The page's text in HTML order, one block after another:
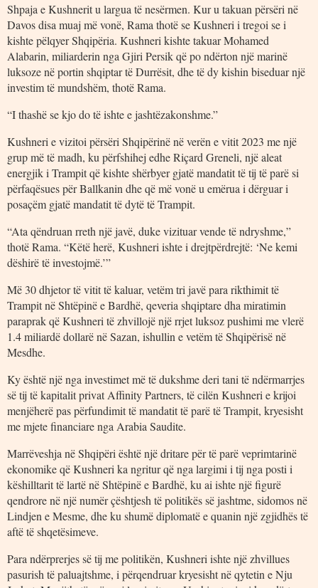
Shpaja e Kushnerit u largua të nesërmen. Kur u takuan përsëri në
Davos disa muaj më vonë, Rama thotë se Kushneri i tregoi se i
kishte pëlqyer Shqipëria. Kushneri kishte takuar Mohamed
Alabarin, miliarderin nga Gjiri Persik që po ndërton një marinë
luksoze në portin shqiptar të Durrësit, dhe të dy kishin biseduar një
investim të mundshëm, thotë Rama.
“I thashë se kjo do të ishte e jashtëzakonshme.”
Kushneri e vizitoi përsëri Shqipërinë në verën e vitit 2023 me një
grup më të madh, ku përfshihej edhe Riçard Greneli, një aleat
energjik i Trampit që kishte shërbyer gjatë mandatit të tij të parë si
përfaqësues për Ballkanin dhe që më vonë u emërua i dërguar i
posaçëm gjatë mandatit të dytë të Trampit.
“Ata qëndruan rreth një javë, duke vizituar vende të ndryshme,”
thotë Rama. “Këtë herë, Kushneri ishte i drejtpërdrejtë: ‘Ne kemi
dëshirë të investojmë.’”
Më 30 dhjetor të vitit të kaluar, vetëm tri javë para rikthimit të
Trampit në Shtëpinë e Bardhë, qeveria shqiptare dha miratimin
paraprak që Kushneri të zhvillojë një rrjet luksoz pushimi me vlerë
1.4 miliardë dollarë në Sazan, ishullin e vetëm të Shqipërisë në
Mesdhe.
Ky është një nga investimet më të dukshme deri tani të ndërmarrjes
së tij të kapitalit privat Affinity Partners, të cilën Kushneri e krijoi
menjëherë pas përfundimit të mandatit të parë të Trampit, kryesisht
me mjete financiare nga Arabia Saudite.
Marrëveshja në Shqipëri është një dritare për të parë veprimtarinë
ekonomike që Kushneri ka ngritur që nga largimi i tij nga posti i
këshilltarit të lartë në Shtëpinë e Bardhë, ku ai ishte një figurë
qendrore në një numër çështjesh të politikës së jashtme, sidomos në
Lindjen e Mesme, dhe ku shumë diplomatë e quanin një zgjidhës të
aftë të shqetësimeve.
Para ndërprerjes së tij me politikën, Kushneri ishte një zhvillues
pasurish të paluajtshme, i përqendruar kryesisht në qytetin e Nju